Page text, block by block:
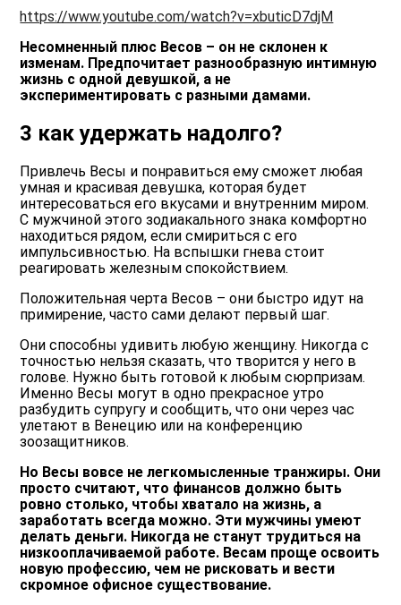
https://www.youtube.com/watch?v=xbuticD7djM
Несомненный плюс Весов – он не склонен к
изменам. Предпочитает разнообразную интимную
жизнь с одной девушкой, а не
экспериментировать с разными дамами.
3 как удержать надолго?
Привлечь Весы и понравиться ему сможет любая
умная и красивая девушка, которая будет
интересоваться его вкусами и внутренним миром.
С мужчиной этого зодиакального знака комфортно
находиться рядом, если смириться с его
импульсивностью. На вспышки гнева стоит
реагировать железным спокойствием.
Положительная черта Весов – они быстро идут на
примирение, часто сами делают первый шаг.
Они способны удивить любую женщину. Никогда с
точностью нельзя сказать, что творится у него в
голове. Нужно быть готовой к любым сюрпризам.
Именно Весы могут в одно прекрасное утро
разбудить супругу и сообщить, что они через час
улетают в Венецию или на конференцию
зоозащитников.
Но Весы вовсе не легкомысленные транжиры. Они
просто считают, что финансов должно быть
ровно столько, чтобы хватало на жизнь, а
заработать всегда можно. Эти мужчины умеют
делать деньги. Никогда не станут трудиться на
низкооплачиваемой работе. Весам проще освоить
новую профессию, чем не рисковать и вести
скромное офисное существование.